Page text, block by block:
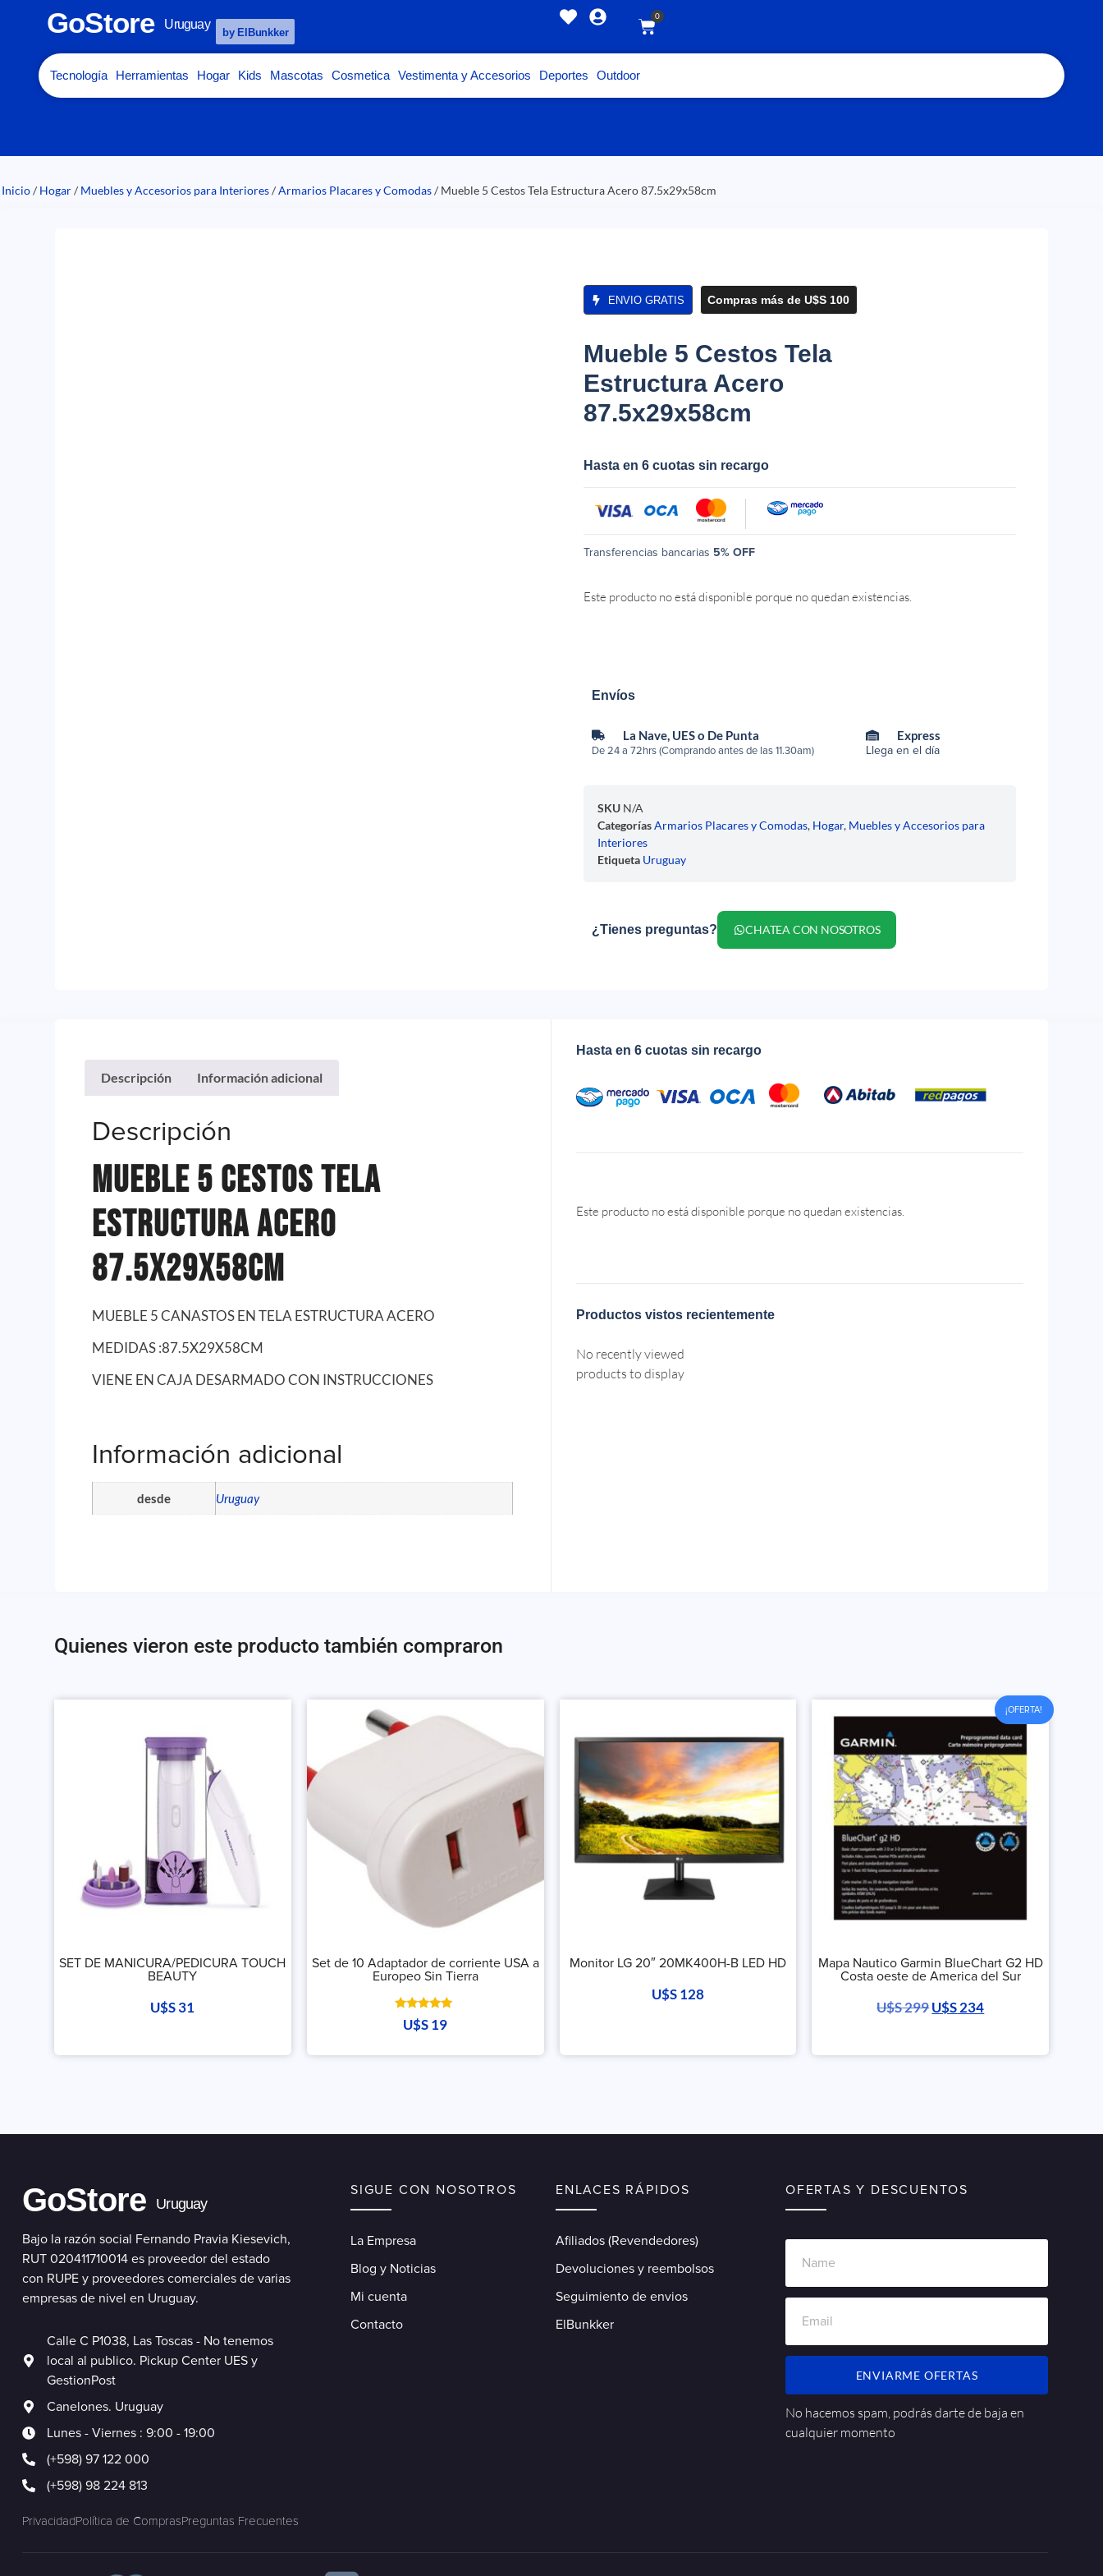
GoStore Uruguay
by ElBunkker
0
Tecnología Herramientas Hogar Kids Mascotas Cosmetica Vestimenta y Accesorios Deportes Outdoor
Inicio/ Hogar/ Muebles y Accesorios para Interiores/Armarios Placares y Comodas/ Mueble 5 Cestos Tela Estructura Acero 87.5x29x58cm
ENVIO GRATIS Compras más de U$S 100
Mueble 5 Cestos Tela
Estructura Acero
87.5x29x58cm
Hasta en 6 cuotas sin recargo
Transferencias bancarias 5% OFF
Este producto no está disponible porque no quedan existencias.
Envíos
La Nave, UES o De Punta
De 24 a 72hrs (Comprando antes de las 11.30am)
Express
Llega en el día
SKU N/A
CategoríasArmarios Placares y Comodas, Hogar, Muebles y Accesorios para
Interiores
Etiqueta Uruguay
¿Tienes preguntas? CHATEA CON NOSOTROS
Descripción Información adicional
Descripción
Mueble 5 Cestos Tela
Estructura Acero
87.5x29x58cm
MUEBLE 5 CANASTOS EN TELA ESTRUCTURA ACERO
MEDIDAS :87.5X29X58CM
VIENE EN CAJA DESARMADO CON INSTRUCCIONES
Información adicional
desde Uruguay
Hasta en 6 cuotas sin recargo
Este producto no está disponible porque no quedan existencias.
Productos vistos recientemente
No recently viewed
products to display
Quienes vieron este producto también compraron
SET DE MANICURA/PEDICURA TOUCH
BEAUTY
U$S31
Set de 10 Adaptador de corriente USA a
Europeo Sin Tierra
Valorado
con
U$S19
Monitor LG 20″ 20MK400H-B LED HD
U$S128
¡OFERTA!
Mapa Nautico Garmin BlueChart G2 HD
Costa oeste de America del Sur
U$S299U$S234
GoStore Uruguay
Bajo la razón social Fernando Pravia Kiesevich,
RUT 020411710014 es proveedor del estado
con RUPE y proveedores comerciales de varias
empresas de nivel en Uruguay.
Calle C P1038, Las Toscas - No tenemos
local al publico. Pickup Center UES y
GestionPost
Canelones. Uruguay
Lunes - Viernes : 9:00 - 19:00
(+598) 97 122 000
(+598) 98 224 813
SIGUE CON NOSOTROS
La Empresa
Blog y Noticias
Mi cuenta
Contacto
ENLACES RÁPIDOS
Afiliados (Revendedores)
Devoluciones y reembolsos
Seguimiento de envios
ElBunkker
OFERTAS Y DESCUENTOS
ENVIARME OFERTAS
No hacemos spam, podrás darte de baja en
cualquier momento
PrivacidadPolítica de ComprasPreguntas Frecuentes